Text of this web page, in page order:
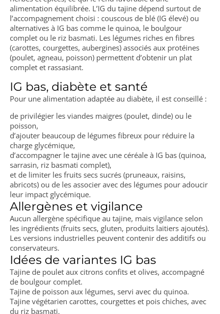
alimentation équilibrée. L’IG du tajine dépend surtout de
l’accompagnement choisi : couscous de blé (IG élevé) ou
alternatives à IG bas comme le quinoa, le boulgour
complet ou le riz basmati. Les légumes riches en fibres
(carottes, courgettes, aubergines) associés aux protéines
(poulet, agneau, poisson) permettent d’obtenir un plat
complet et rassasiant.
IG bas, diabète et santé
Pour une alimentation adaptée au diabète, il est conseillé :
de privilégier les viandes maigres (poulet, dinde) ou le
poisson,
d’ajouter beaucoup de légumes fibreux pour réduire la
charge glycémique,
d’accompagner le tajine avec une céréale à IG bas (quinoa,
sarrasin, riz basmati complet),
et de limiter les fruits secs sucrés (pruneaux, raisins,
abricots) ou de les associer avec des légumes pour adoucir
leur impact glycémique.
Allergènes et vigilance
Aucun allergène spécifique au tajine, mais vigilance selon
les ingrédients (fruits secs, gluten, produits laitiers ajoutés).
Les versions industrielles peuvent contenir des additifs ou
conservateurs.
Idées de variantes IG bas
Tajine de poulet aux citrons confits et olives, accompagné
de boulgour complet.
Tajine de poisson aux légumes, servi avec du quinoa.
Tajine végétarien carottes, courgettes et pois chiches, avec
du riz basmati.